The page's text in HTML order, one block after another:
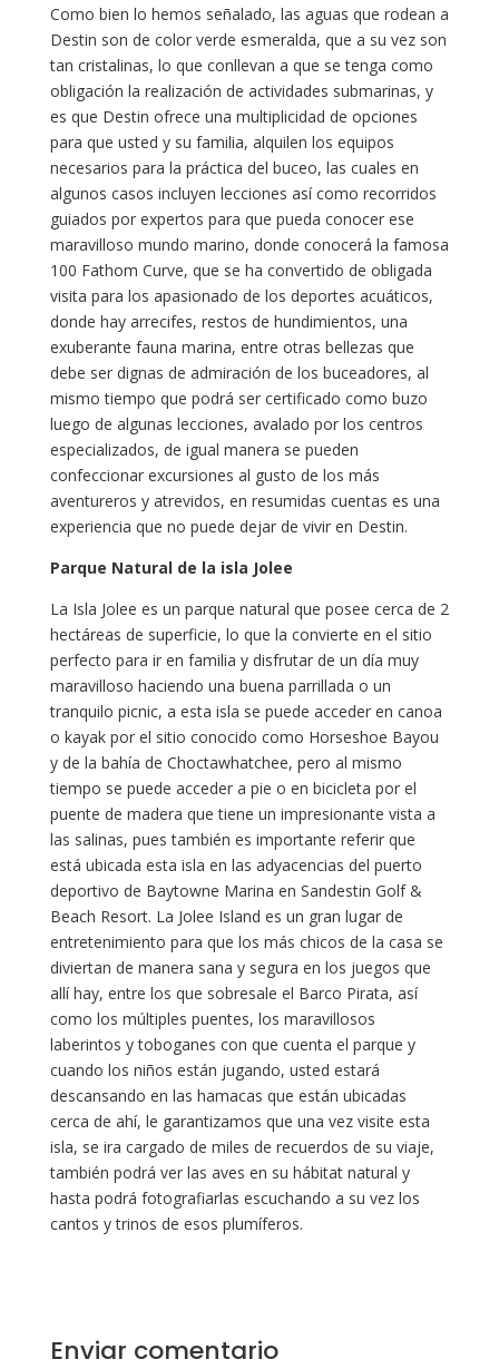
Como bien lo hemos señalado, las aguas que rodean a
Destin son de color verde esmeralda, que a su vez son
tan cristalinas, lo que conllevan a que se tenga como
obligación la realización de actividades submarinas, y
es que Destin ofrece una multiplicidad de opciones
para que usted y su familia, alquilen los equipos
necesarios para la práctica del buceo, las cuales en
algunos casos incluyen lecciones así como recorridos
guiados por expertos para que pueda conocer ese
maravilloso mundo marino, donde conocerá la famosa
100 Fathom Curve, que se ha convertido de obligada
visita para los apasionado de los deportes acuáticos,
donde hay arrecifes, restos de hundimientos, una
exuberante fauna marina, entre otras bellezas que
debe ser dignas de admiración de los buceadores, al
mismo tiempo que podrá ser certificado como buzo
luego de algunas lecciones, avalado por los centros
especializados, de igual manera se pueden
confeccionar excursiones al gusto de los más
aventureros y atrevidos, en resumidas cuentas es una
experiencia que no puede dejar de vivir en Destin.
Parque Natural de la isla Jolee
La Isla Jolee es un parque natural que posee cerca de 2
hectáreas de superficie, lo que la convierte en el sitio
perfecto para ir en familia y disfrutar de un día muy
maravilloso haciendo una buena parrillada o un
tranquilo picnic, a esta isla se puede acceder en canoa
o kayak por el sitio conocido como Horseshoe Bayou
y de la bahía de Choctawhatchee, pero al mismo
tiempo se puede acceder a pie o en bicicleta por el
puente de madera que tiene un impresionante vista a
las salinas, pues también es importante referir que
está ubicada esta isla en las adyacencias del puerto
deportivo de Baytowne Marina en Sandestin Golf &
Beach Resort. La Jolee Island es un gran lugar de
entretenimiento para que los más chicos de la casa se
diviertan de manera sana y segura en los juegos que
allí hay, entre los que sobresale el Barco Pirata, así
como los múltiples puentes, los maravillosos
laberintos y toboganes con que cuenta el parque y
cuando los niños están jugando, usted estará
descansando en las hamacas que están ubicadas
cerca de ahí, le garantizamos que una vez visite esta
isla, se ira cargado de miles de recuerdos de su viaje,
también podrá ver las aves en su hábitat natural y
hasta podrá fotografiarlas escuchando a su vez los
cantos y trinos de esos plumíferos.
Enviar comentario